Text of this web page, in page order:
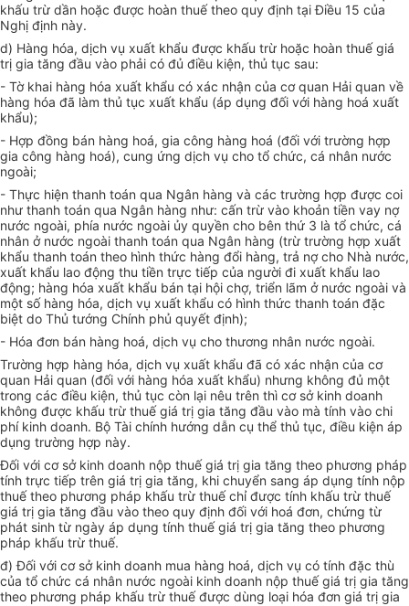
khấu trừ dần hoặc được hoàn thuế theo quy định tại Điều 15 của
Nghị định này.
d) Hàng hóa, dịch vụ xuất khẩu được khấu trừ hoặc hoàn thuế giá
trị gia tăng đầu vào phải có đủ điều kiện, thủ tục sau:
- Tờ khai hàng hóa xuất khẩu có xác nhận của cơ quan Hải quan về
hàng hóa đã làm thủ tục xuất khẩu (áp dụng đối với hàng hoá xuất
khẩu);
- Hợp đồng bán hàng hoá, gia công hàng hoá (đối với trường hợp
gia công hàng hoá), cung ứng dịch vụ cho tổ chức, cá nhân nước
ngoài;
- Thực hiện thanh toán qua Ngân hàng và các trường hợp được coi
như thanh toán qua Ngân hàng như: cấn trừ vào khoản tiền vay nợ
nước ngoài, phía nước ngoài ủy quyền cho bên thứ 3 là tổ chức, cá
nhân ở nước ngoài thanh toán qua Ngân hàng (trừ trường hợp xuất
khẩu thanh toán theo hình thức hàng đổi hàng, trả nợ cho Nhà nước,
xuất khẩu lao động thu tiền trực tiếp của người đi xuất khẩu lao
động; hàng hóa xuất khẩu bán tại hội chợ, triển lãm ở nước ngoài và
một số hàng hóa, dịch vụ xuất khẩu có hình thức thanh toán đặc
biệt do Thủ tướng Chính phủ quyết định);
- Hóa đơn bán hàng hoá, dịch vụ cho thương nhân nước ngoài.
Trường hợp hàng hóa, dịch vụ xuất khẩu đã có xác nhận của cơ
quan Hải quan (đối với hàng hóa xuất khẩu) nhưng không đủ một
trong các điều kiện, thủ tục còn lại nêu trên thì cơ sở kinh doanh
không được khấu trừ thuế giá trị gia tăng đầu vào mà tính vào chi
phí kinh doanh. Bộ Tài chính hướng dẫn cụ thể thủ tục, điều kiện áp
dụng trường hợp này.
Đối với cơ sở kinh doanh nộp thuế giá trị gia tăng theo phương pháp
tính trực tiếp trên giá trị gia tăng, khi chuyển sang áp dụng tính nộp
thuế theo phương pháp khấu trừ thuế chỉ được tính khấu trừ thuế
giá trị gia tăng đầu vào theo quy định đối với hoá đơn, chứng từ
phát sinh từ ngày áp dụng tính thuế giá trị gia tăng theo phương
pháp khấu trừ thuế.
đ) Đối với cơ sở kinh doanh mua hàng hoá, dịch vụ có tính đặc thù
của tổ chức cá nhân nước ngoài kinh doanh nộp thuế giá trị gia tăng
theo phương pháp khấu trừ thuế được dùng loại hóa đơn giá trị gia